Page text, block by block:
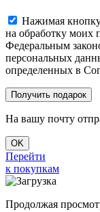
Нажимая
на обработку моих
Федеральным
персональных
определенных в
На вашу почту
OK
Перейти
к покупкам
Продолжая